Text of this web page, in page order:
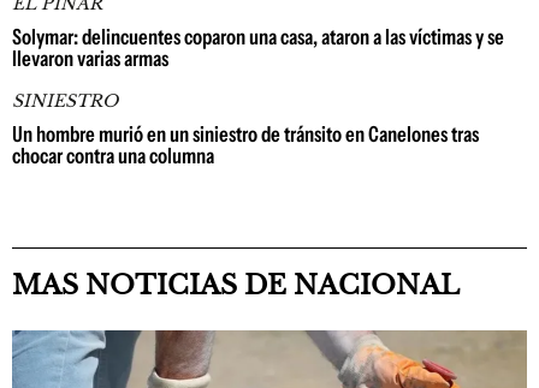
Solymar: delincuentes coparon una casa, ataron a las víctimas y se
llevaron varias armas
SINIESTRO
Un hombre murió en un siniestro de tránsito en Canelones tras
chocar contra una columna
MAS NOTICIAS DE NACIONAL